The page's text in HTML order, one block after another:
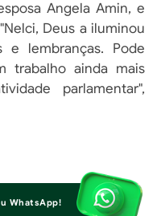
Angela Amin, e
Deus a iluminou
e lembranças. Pode
trabalho ainda mais
parlamentar",
WhatsApp!